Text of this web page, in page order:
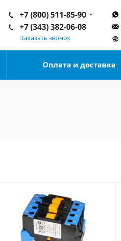
+7 (800) 511-85-90
+7 (343) 382-06-08
Заказать звонок
Оплата и доставка